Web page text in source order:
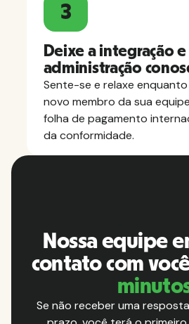
3
Deixe a integração e
administração
Sente-se e relaxe
novo membro da sua
folha de pagamento
da conformidade.
Nossa equipe
contato com
Se não receber uma